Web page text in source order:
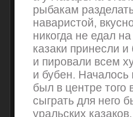
рыбакам
наваристой,
никогда не едал
казаки принесли
и пировали всем
и бубен. Началось
был в центре того
сыграть для него
уральских